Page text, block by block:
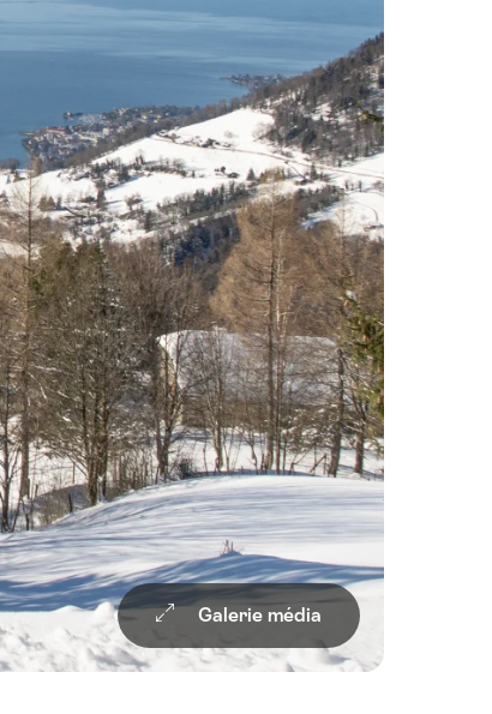
Galerie média